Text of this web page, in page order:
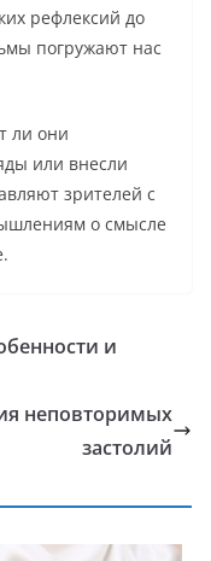
рефлексий до
погружают нас
ли они
или внесли
зрителей с
о смысле
и
неповторимых
застолий